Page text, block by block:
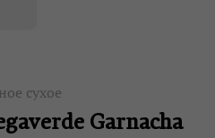
сухое
Garnacha